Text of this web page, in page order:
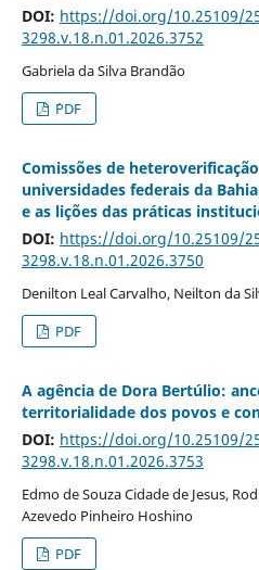
DOI: https://doi.org/10.25109/
3298.v.18.n.01.2026.3752
Gabriela da Silva Brandão
´PDF
Comissões de
universidades federais da
e as lições das práticas
DOI: https://doi.org/10.25109/
3298.v.18.n.01.2026.3750
Denilton Leal Carvalho, Neilton da
PDF
A agência de Dora Bertúlio:
territorialidade dos povos e
DOI: https://doi.org/10.25109/
3298.v.18.n.01.2026.3753
Edmo de Souza Cidade de Jesus,
Azevedo Pinheiro Hoshino
PDF